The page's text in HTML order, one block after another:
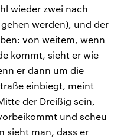
wieder zwei nach
werden), und der
von weitem, wenn
kommt, sieht er wie
er dann um die
einbiegt, meint
der Dreißig sein,
und scheu
sieht man, dass er